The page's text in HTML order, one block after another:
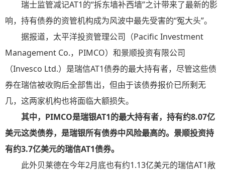
瑞士监管减记AT1的“拆东墙补西墙”之计带来了最新的影
响，持有债券的资管机构成为风波中最先受害的“冤大头”。
据报道，太平洋投资管理公司（Pacific Investment
Management Co.，PIMCO）和景顺投资有限公司
（Invesco Ltd.）是瑞信AT1债券的最大持有者，尽管这些债
券在瑞信被收购后全部售出，但由于该债券报价已所剩无
几，这两家机构也将面临大额损失。
其中，PIMCO是瑞银AT1的最大持有者，持有约8.07亿
美元这类债券，是瑞银所有债券中风险最高的。景顺投资持
有约3.7亿美元的瑞信AT1债券。
此外贝莱德在今年2月底也有约1.13亿美元的瑞信AT1敞